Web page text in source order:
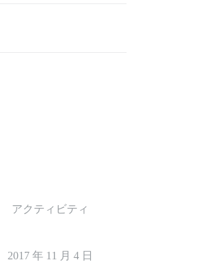
アクティビティ
2017 年 11 月 4 日